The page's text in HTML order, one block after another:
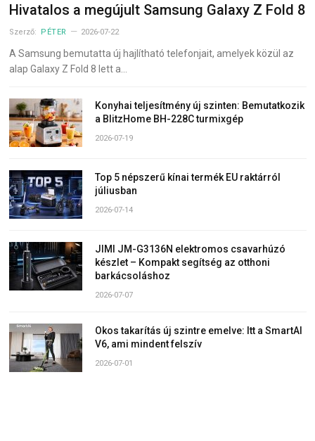
Hivatalos a megújult Samsung Galaxy Z Fold 8
Szerző: PÉTER 2026-07-22
A Samsung bemutatta új hajlítható telefonjait, amelyek közül az
alap Galaxy Z Fold 8 lett a…
Konyhai teljesítmény új szinten: Bemutatkozik
a BlitzHome BH-228C turmixgép
2026-07-19
Top 5 népszerű kínai termék EU raktárról
júliusban
2026-07-14
JIMI JM-G3136N elektromos csavarhúzó
készlet – Kompakt segítség az otthoni
barkácsoláshoz
2026-07-07
Okos takarítás új szintre emelve: Itt a SmartAI
V6, ami mindent felszív
2026-07-01